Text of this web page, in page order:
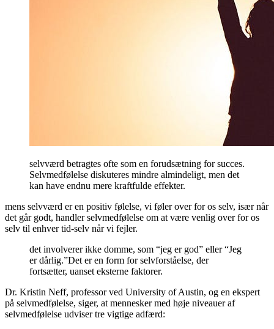
selvværd betragtes ofte som en forudsætning for succes.
Selvmedfølelse diskuteres mindre almindeligt, men det
kan have endnu mere kraftfulde effekter.
mens selvværd er en positiv følelse, vi føler over for os selv, især når
det går godt, handler selvmedfølelse om at være venlig over for os
selv til enhver tid-selv når vi fejler.
det involverer ikke domme, som “jeg er god” eller “Jeg
er dårlig.”Det er en form for selvforståelse, der
fortsætter, uanset eksterne faktorer.
Dr. Kristin Neff, professor ved University of Austin, og en ekspert
på selvmedfølelse, siger, at mennesker med høje niveauer af
selvmedfølelse udviser tre vigtige adfærd: